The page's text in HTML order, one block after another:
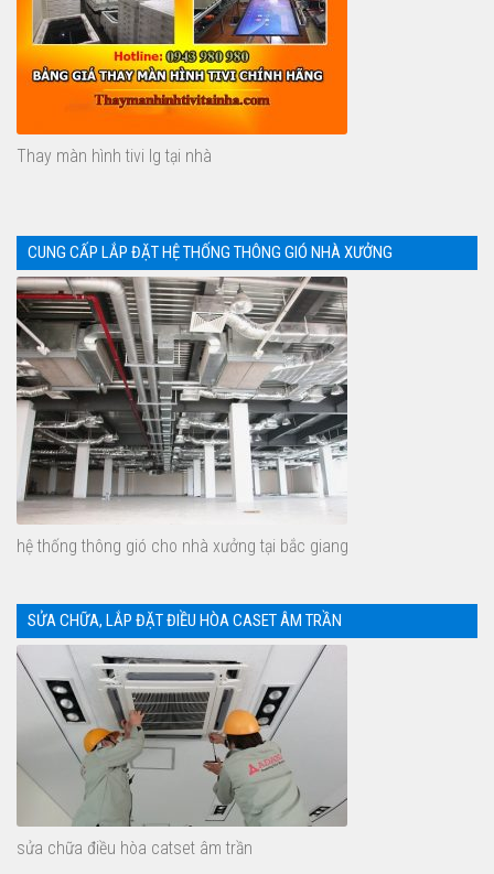
Thay màn hình tivi lg tại nhà
CUNG CẤP LẮP ĐẶT HỆ THỐNG THÔNG GIÓ NHÀ XƯỞNG
hệ thống thông gió cho nhà xưởng tại bắc giang
SỬA CHỮA, LẮP ĐẶT ĐIỀU HÒA CASET ÂM TRẦN
sửa chữa điều hòa catset âm trần